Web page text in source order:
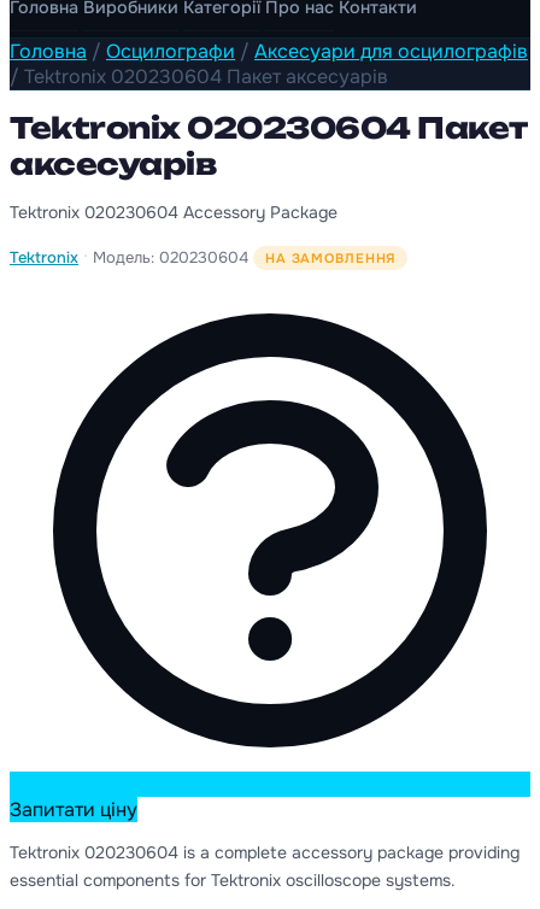
Головна Виробники Категорії Про нас Контакти
Головна / Осцилографи / Аксесуари для осцилографів
/ Tektronix 020230604 Пакет аксесуарів
Tektronix 020230604 Пакет
аксесуарів
Tektronix 020230604 Accessory Package
Tektronix · Модель: 020230604 НА ЗАМОВЛЕННЯ
Запитати ціну
Tektronix 020230604 is a complete accessory package providing
essential components for Tektronix oscilloscope systems.